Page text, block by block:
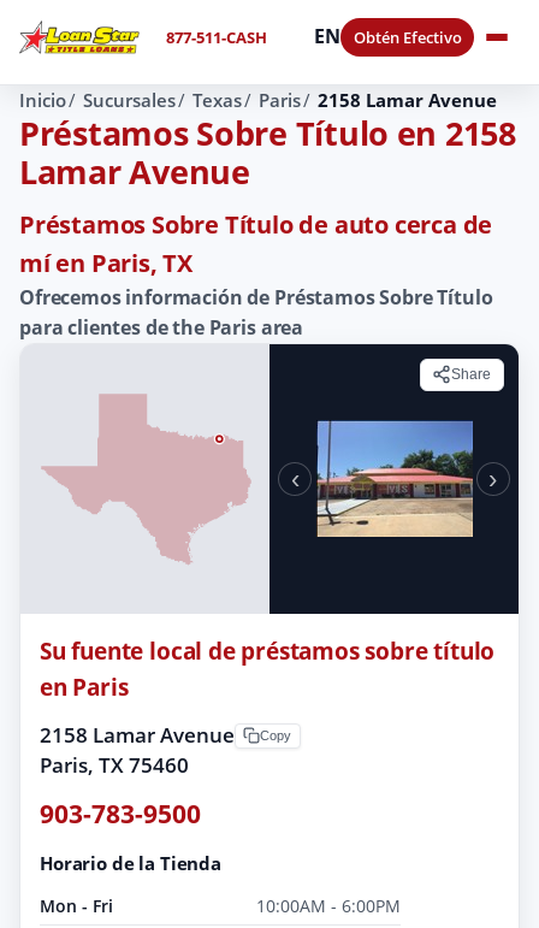
877-511-CASH EN Obtén Efectivo
Inicio Sucursales Texas Paris 2158 Lamar Avenue
Préstamos Sobre Título en 2158
Lamar Avenue
Préstamos Sobre Título de auto cerca de
mí en Paris, TX
Ofrecemos información de Préstamos Sobre Título
para clientes de the Paris area
Share
‹ ›
Su fuente local de préstamos sobre título
en Paris
2158 Lamar Avenue
Paris, TX 75460
Copy
903-783-9500
Horario de la Tienda
Mon - Fri
10:00AM - 6:00PM